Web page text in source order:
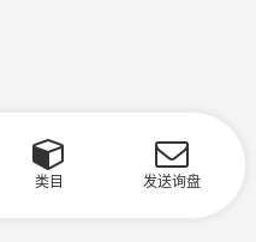
类目 发送询盘